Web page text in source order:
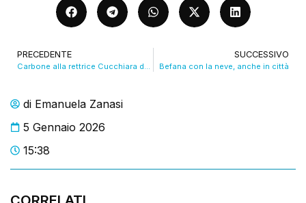
di Emanuela Zanasi
5 Gennaio 2026
15:38
PRECEDENTE
Carbone alla rettrice Cucchiara dalla befana comunista. VIDEO
SUCCESSIVO
Befana con la neve, anche in città